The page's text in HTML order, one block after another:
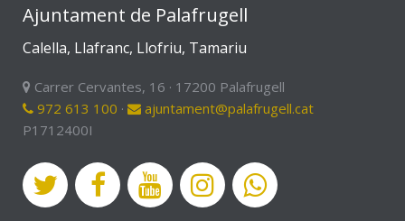
Ajuntament de Palafrugell
Calella, Llafranc, Llofriu, Tamariu
Carrer Cervantes, 16 · 17200 Palafrugell
972 613 100 ·
ajuntament@palafrugell.cat
P1712400I